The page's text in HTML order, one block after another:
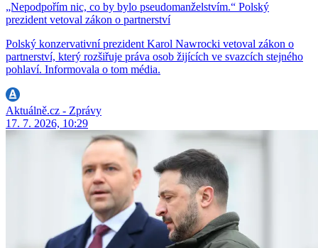
„Nepodpořím nic, co by bylo pseudomanželstvím.“ Polský
prezident vetoval zákon o partnerství
Polský konzervativní prezident Karol Nawrocki vetoval zákon o
partnerství, který rozšiřuje práva osob žijících ve svazcích stejného
pohlaví. Informovala o tom média.
Aktuálně.cz - Zprávy
17. 7. 2026, 10:29